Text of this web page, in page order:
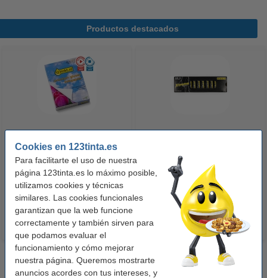
Cookies en 123tinta.es
Para facilitarte el uso de nuestra
página 123tinta.es lo máximo posible,
utilizamos cookies y técnicas
similares. Las cookies funcionales
garantizan que la web funcione
correctamente y también sirven para
que podamos evaluar el
funcionamiento y cómo mejorar
nuestra página. Queremos mostrarte
anuncios acordes con tus intereses, y
Productos destacados
123tinta Papel fotográfico
10,50 € Incl. 21% IVA
Power AA - LR06 - MN1500 - 24
unidades
14,50 € Incl. 21% IVA